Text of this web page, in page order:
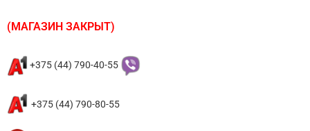
(МАГАЗИН ЗАКРЫТ)
+375 (44) 790-40-55
+375 (44) 790-80-55